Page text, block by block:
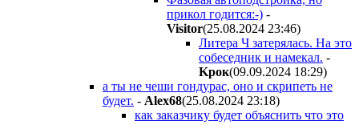
прикол годится:-) -
Visitor(25.08.2024 23:46)
Литера Ч затерялась. На это
собеседник и намекал. -
Kpoк(09.09.2024 18:29)
а ты не чеши гондурас, оно и скрипеть не
будет. - Alex68(25.08.2024 23:18)
как заказчику будет объяснить что это